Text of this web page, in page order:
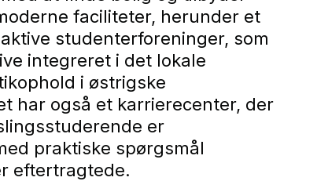
faciliteter, herunder et
studenterforeninger, som
integreret i det lokale
i østrigske
har også et karrierecenter, der
er
praktiske spørgsmål
eftertragtede.